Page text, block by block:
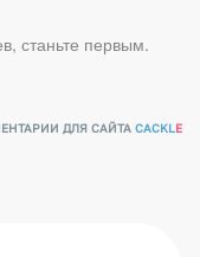
станьте первым.
ДЛЯ САЙТАCACKLE